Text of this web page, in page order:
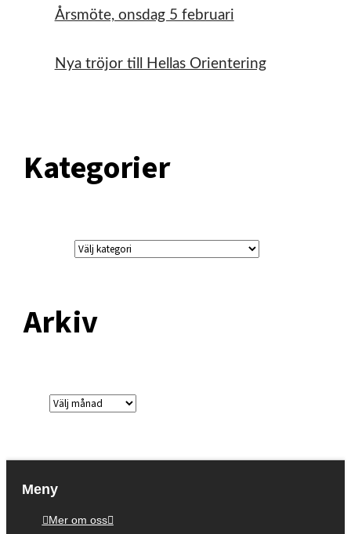
Årsmöte, onsdag 5 februari
Nya tröjor till Hellas Orientering
Kategorier
Arkiv
Meny
Mer om oss